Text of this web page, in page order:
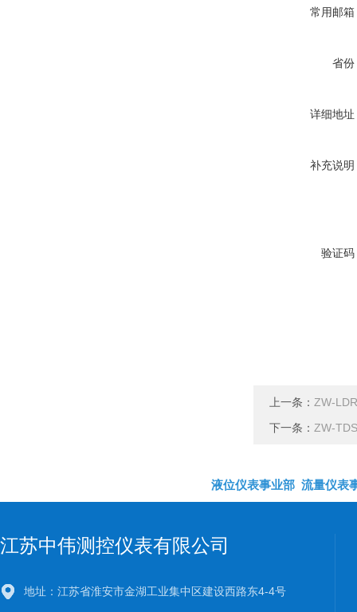
常用邮箱
省份
详细地址
补充说明
验证码
上一条： ZW-
下一条： ZW-
液位仪表事业部 流量仪表
江苏中伟测控仪表有限公司
地址：江苏省淮安市金湖工业集中区建设西路东4-4号